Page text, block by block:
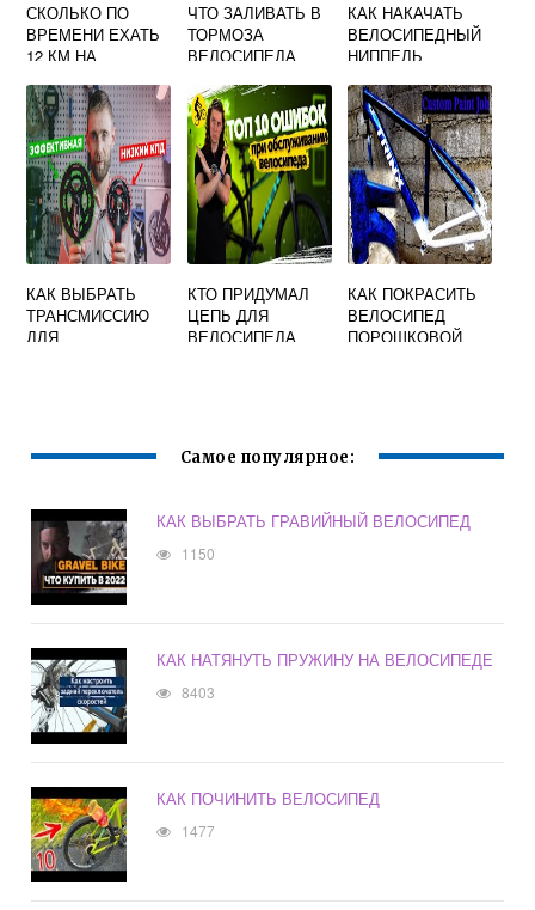
СКОЛЬКО ПО
ВРЕМЕНИ ЕХАТЬ
12 КМ НА
ЧТО ЗАЛИВАТЬ В
ТОРМОЗА
ВЕЛОСИПЕДА
Е
КАК НАКАЧАТЬ
ВЕЛОСИПЕДНЫЙ
НИППЕЛЬ
М НАСОСОМ БЕЗ
ПЕРЕХОДНИКА
КАК ВЫБРАТЬ
ТРАНСМИССИЮ
ДЛЯ
КТО ПРИДУМАЛ
ЦЕПЬ ДЛЯ
ВЕЛОСИПЕДА
КАК ПОКРАСИТЬ
ВЕЛОСИПЕД
ПОРОШКОВОЙ
Самое популярное:
КАК ВЫБРАТЬ ГРАВИЙНЫЙ ВЕЛОСИПЕД
1150
КАК НАТЯНУТЬ ПРУЖИНУ НА ВЕЛОСИПЕДЕ
8403
КАК ПОЧИНИТЬ ВЕЛОСИПЕД
1477